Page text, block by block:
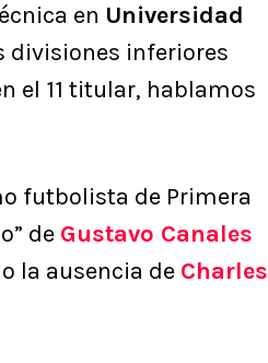
en Universidad
divisiones inferiores
el 11 titular, hablamos
futbolista de Primera
de Gustavo Canales
la ausencia de Charles